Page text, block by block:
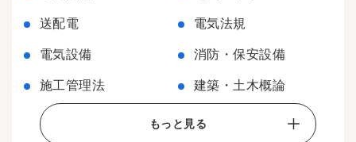
送配電 電気法規
電気設備 消防・保安設備
施工管理法 建築・土木概論
もっと見る